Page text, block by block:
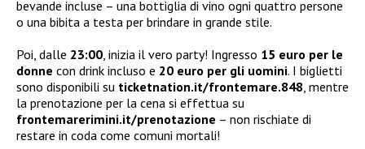
bevande incluse – una bottiglia di vino ogni quattro persone
o una bibita a testa per brindare in grande stile.
Poi, dalle 23:00 , inizia il vero party! Ingresso 15 euro per le
donne con drink incluso e 20 euro per gli uomini. I biglietti
sono disponibili su ticketnation.it/frontemare.848 , mentre
la prenotazione per la cena si effettua su
frontemarerimini.it/prenotazione – non rischiate di
restare in coda come comuni mortali!